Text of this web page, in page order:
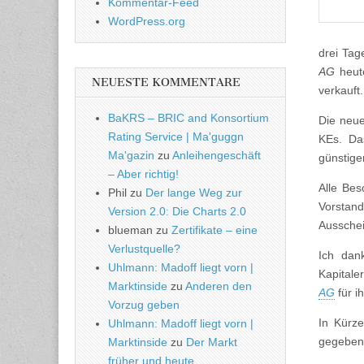
drei
AG
verkauft.
Die
KEs.
Alle
Ich
AG für
In
gegeben.
WordPress.org
NEUESTE KOMMENTARE
BaKRS – BRIC and Konsortium
Rating Service | Ma'guggn
Ma'gazin zu Anleihengeschäft
– Aber richtig!
Phil zu Der lange Weg zur
Version 2.0: Die Charts 2.0
blueman zu Zertifikate – eine
Verlustquelle?
Uhlmann: Madoff liegt vorn |
Marktinside zu Anderen den
Vorzug geben
Uhlmann: Madoff liegt vorn |
Marktinside zu Der Markt
früher und heute